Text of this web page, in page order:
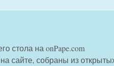
стола на onPape.com
сайте, собраны из